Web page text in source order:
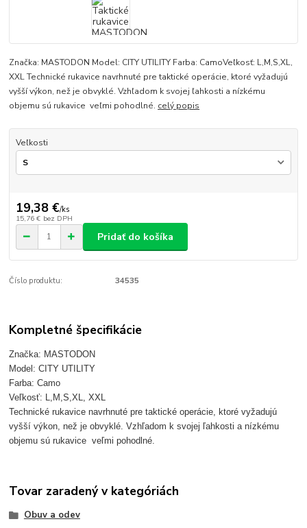
Značka: MASTODON Model: CITY UTILITY Farba: CamoVeľkosť: L,M,S,XL,
XXL Technické rukavice navrhnuté pre taktické operácie, ktoré vyžadujú
vyšší výkon, než je obvyklé. Vzhľadom k svojej ľahkosti a nízkému
objemu sú rukavice veľmi pohodlné. celý popis
Veľkosti
19,38 €/ks
15,76 € bez DPH
Pridať do košíka
Číslo produktu: 34535
Kompletné špecifikácie
Značka: MASTODON
Model: CITY UTILITY
Farba: Camo
Veľkosť: L,M,S,XL, XXL
Technické rukavice navrhnuté pre taktické operácie, ktoré vyžadujú
vyšší výkon, než je obvyklé.Vzhľadom k svojej ľahkosti a nízkému
objemu sú rukavice veľmi pohodlné.
Tovar zaradený v kategóriách
Obuv a odev